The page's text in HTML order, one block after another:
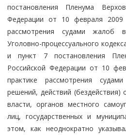
постановления Пленума
Федерации от 10 февраля
рассмотрения судами жалоб
Уголовно-процессуального
и пункт 7 постановления
Российской Федерации от 10
практике рассмотрения
решений, действий (бездействия)
власти, органов местного
лиц, государственных и
этом, как неоднократно